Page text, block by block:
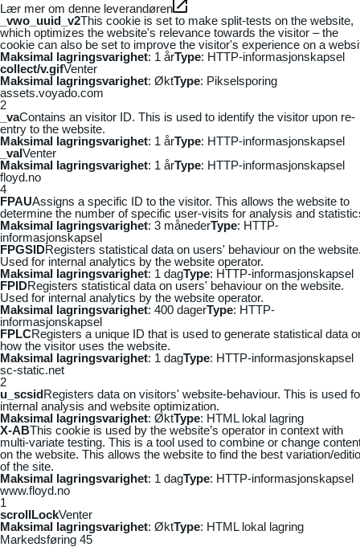
Lær mer om denne leverandøren
_vwo_uuid_v2This cookie is set to make split-tests on the website,
which optimizes the website's relevance towards the visitor – the
cookie can also be set to improve the visitor's experience on a
Maksimal lagringsvarighet: 1 årType: HTTP-informasjonskapsel
collect/v.gifVenter
Maksimal lagringsvarighet: ØktType: Pikselsporing
assets.voyado.com
2
_vaContains an visitor ID. This is used to identify the visitor upon re-
entry to the website.
Maksimal lagringsvarighet: 1 årType: HTTP-informasjonskapsel
_vaIVenter
Maksimal lagringsvarighet: 1 årType: HTTP-informasjonskapsel
floyd.no
4
FPAUAssigns a specific ID to the visitor. This allows the website to
determine the number of specific user-visits for analysis and
Maksimal lagringsvarighet: 3 månederType: HTTP-
informasjonskapsel
FPGSIDRegisters statistical data on users' behaviour on the
Used for internal analytics by the website operator.
Maksimal lagringsvarighet: 1 dagType: HTTP-informasjonskapsel
FPIDRegisters statistical data on users' behaviour on the website.
Used for internal analytics by the website operator.
Maksimal lagringsvarighet: 400 dagerType: HTTP-
informasjonskapsel
FPLCRegisters a unique ID that is used to generate statistical data
how the visitor uses the website.
Maksimal lagringsvarighet: 1 dagType: HTTP-informasjonskapsel
sc-static.net
2
u_scsidRegisters data on visitors' website-behaviour. This is used
internal analysis and website optimization.
Maksimal lagringsvarighet: ØktType: HTML lokal lagring
X-ABThis cookie is used by the website’s operator in context with
multi-variate testing. This is a tool used to combine or change
on the website. This allows the website to find the best variation/
of the site.
Maksimal lagringsvarighet: 1 dagType: HTTP-informasjonskapsel
www.floyd.no
1
scrollLockVenter
Maksimal lagringsvarighet: ØktType: HTML lokal lagring
Markedsføring 45